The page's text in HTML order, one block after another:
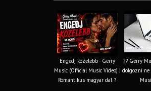
Engedj közelebb - Gerry
Music (Official Music Video) |
Romantikus magyar dal ?
?? Gerry
dolgozni ne